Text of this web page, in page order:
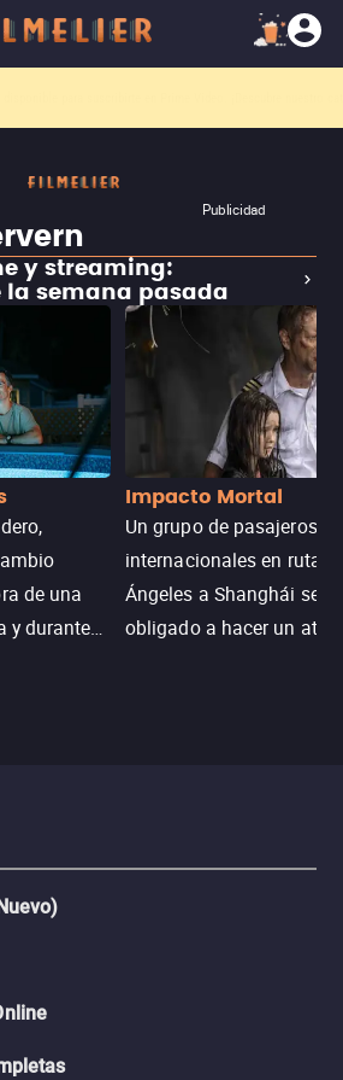
Publicidad
y streaming:
la semana pasada
de una
y durante
Impacto Mortal
Un grupo de pasajeros
internacionales en ruta
Ángeles a Shanghái se ve
obligado a hacer un